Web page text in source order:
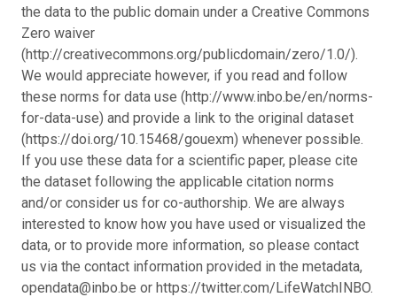
the data to the public domain under a Creative Commons
Zero waiver
(http://creativecommons.org/publicdomain/zero/1.0/).
We would appreciate however, if you read and follow
these norms for data use (http://www.inbo.be/en/norms-
for-data-use) and provide a link to the original dataset
(https://doi.org/10.15468/gouexm) whenever possible.
If you use these data for a scientific paper, please cite
the dataset following the applicable citation norms
and/or consider us for co-authorship. We are always
interested to know how you have used or visualized the
data, or to provide more information, so please contact
us via the contact information provided in the metadata,
opendata@inbo.be or https://twitter.com/LifeWatchINBO.